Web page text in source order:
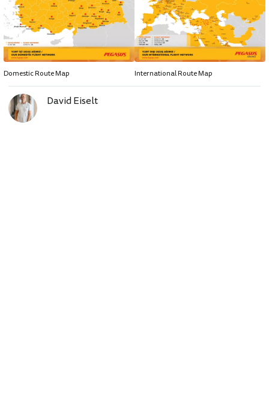
Domestic Route Map International Route Map
David Eiselt